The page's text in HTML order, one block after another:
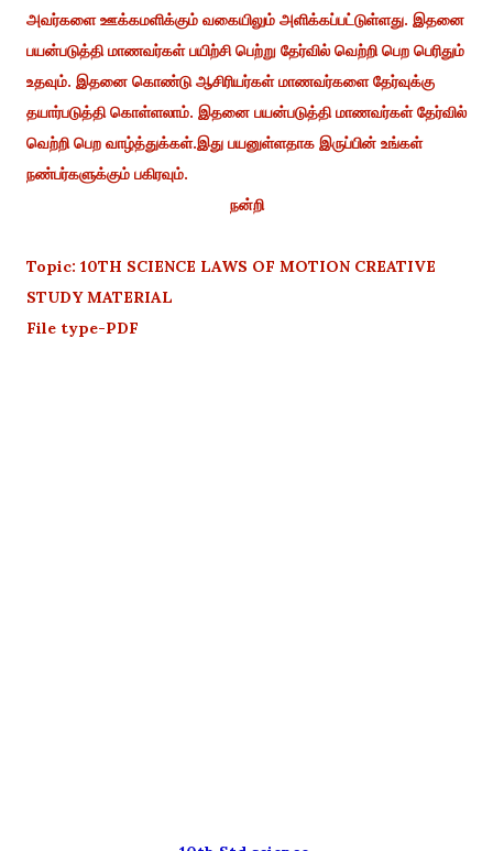
அவர்களை ஊக்கமளிக்கும் வகையிலும் அளிக்கப்பட்டுள்ளது. இதனை
பயன்படுத்தி மாணவர்கள் பயிற்சி பெற்று தேர்வில் வெற்றி பெற பெரிதும்
உதவும். இதனை கொண்டு ஆசிரியர்கள் மாணவர்களை தேர்வுக்கு
தயார்படுத்தி கொள்ளலாம். இதனை பயன்படுத்தி மாணவர்கள் தேர்வில்
வெற்றி பெற வாழ்த்துக்கள்.இது பயனுள்ளதாக இருப்பின் உங்கள்
நண்பர்களுக்கும் பகிரவும்.
நன்றி
Topic: 10TH SCIENCE LAWS OF MOTION CREATIVE
STUDY MATERIAL
File type-PDF